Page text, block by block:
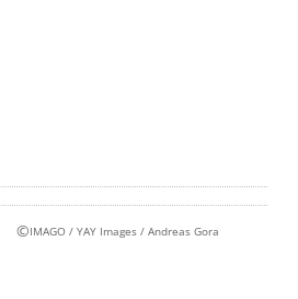
©IMAGO / YAY Images / Andreas Gora